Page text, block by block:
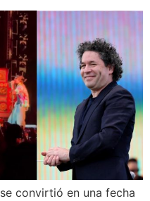
convirtió en una fecha